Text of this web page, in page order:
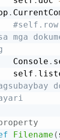
.
#self.row
mga
        Console
.
        self
.
Filename (